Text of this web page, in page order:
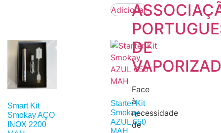
DE
Face
à
necessidade
de
Adicionar
Smart Kit
Smokay AÇO
INOX 2200
Starter Kit
Smokay
AZUL 650